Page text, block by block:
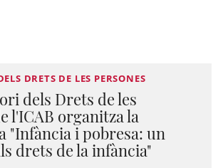
DRETS DE LES PERSONES
dels Drets de les
l'ICAB organitza la
"Infància i pobresa: un
drets de la infància"